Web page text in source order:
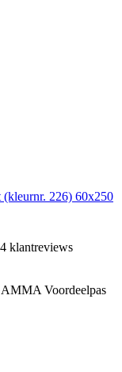
226) 60x250
klantreviews
Voordeelpas